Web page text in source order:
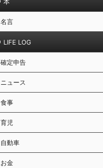
名言
LIFE LOG
確定申告
ニュース
食事
育児
自動車
お金